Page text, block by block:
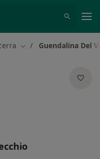
Cambia città
Guendalina Del